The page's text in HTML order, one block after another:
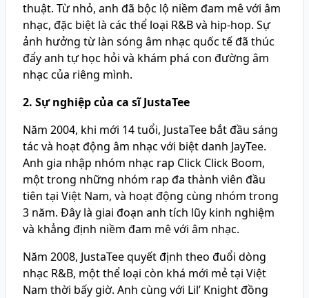
thuật. Từ nhỏ, anh đã bộc lộ niềm đam mê với âm
nhạc, đặc biệt là các thể loại R&B và hip-hop. Sự
ảnh hưởng từ làn sóng âm nhạc quốc tế đã thúc
đẩy anh tự học hỏi và khám phá con đường âm
nhạc của riêng mình.
2. Sự nghiệp của ca sĩ JustaTee
Năm 2004, khi mới 14 tuổi, JustaTee bắt đầu sáng
tác và hoạt động âm nhạc với biệt danh JayTee.
Anh gia nhập nhóm nhạc rap Click Click Boom,
một trong những nhóm rap đa thành viên đầu
tiên tại Việt Nam, và hoạt động cùng nhóm trong
3 năm. Đây là giai đoạn anh tích lũy kinh nghiệm
và khẳng định niềm đam mê với âm nhạc.
Năm 2008, JustaTee quyết định theo đuổi dòng
nhạc R&B, một thể loại còn khá mới mẻ tại Việt
Nam thời bấy giờ. Anh cùng với Lil’ Knight đồng